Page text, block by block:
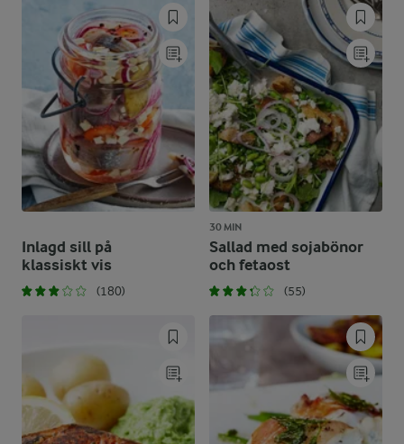
Inlagd sill på
klassiskt vis
(180)
30 MIN
Sallad med sojabönor
och fetaost
(55)